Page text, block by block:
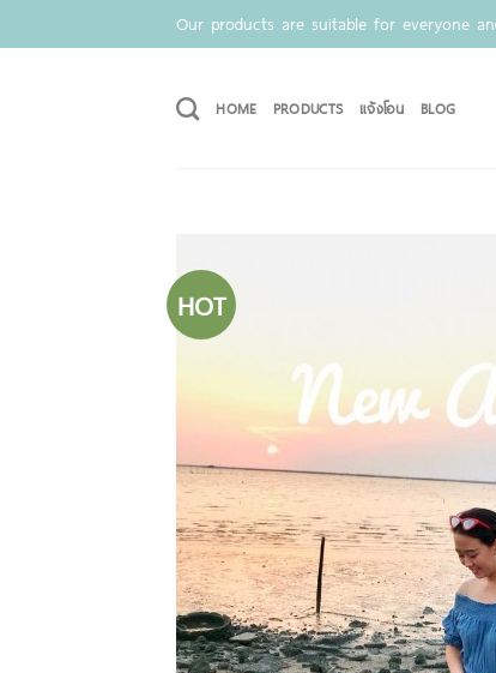
to
Our products are suitable for everyone
HOME PRODUCTS แจ้งโอน BLOG
HOT